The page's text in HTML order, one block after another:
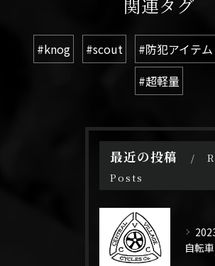
関連タグ
#knog #scout #防犯アイテム
#超軽量
最近の投稿
Posts